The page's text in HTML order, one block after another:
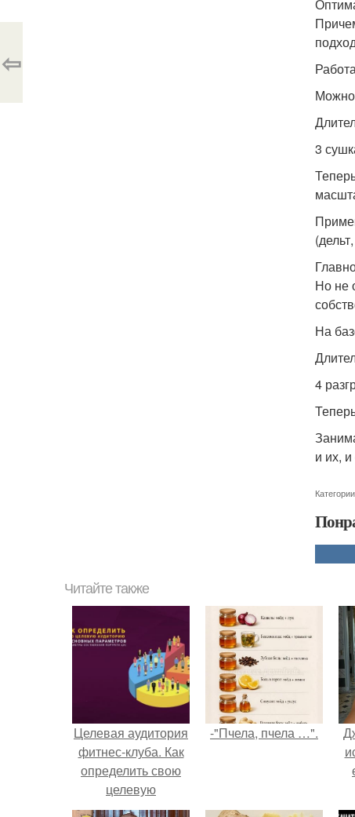
Можно
3
Но не
На
4
и их,
⇦
Читайте также
Целевая аудитория
фитнес-клуба. Как
определить свою
целевую
аудиторию: 11
-"Пчела, пчела …".